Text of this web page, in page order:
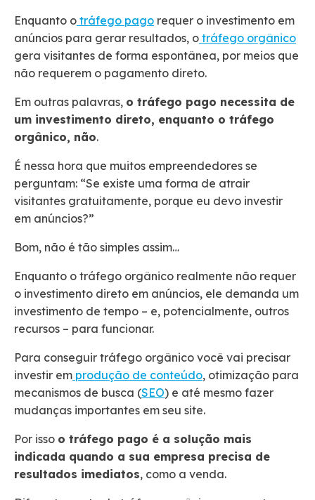
Enquanto o tráfego pago requer o investimento em
anúncios para gerar resultados, o tráfego orgânico
gera visitantes de forma espontânea, por meios que
não requerem o pagamento direto.
Em outras palavras, o tráfego pago necessita de
um investimento direto, enquanto o tráfego
orgânico, não.
É nessa hora que muitos empreendedores se
perguntam: “Se existe uma forma de atrair
visitantes gratuitamente, porque eu devo investir
em anúncios?”
Bom, não é tão simples assim…
Enquanto o tráfego orgânico realmente não requer
o investimento direto em anúncios, ele demanda um
investimento de tempo – e, potencialmente, outros
recursos – para funcionar.
Para conseguir tráfego orgânico você vai precisar
investir em produção de conteúdo, otimização para
mecanismos de busca (SEO) e até mesmo fazer
mudanças importantes em seu site.
Por isso o tráfego pago é a solução mais
indicada quando a sua empresa precisa de
resultados imediatos, como a venda.